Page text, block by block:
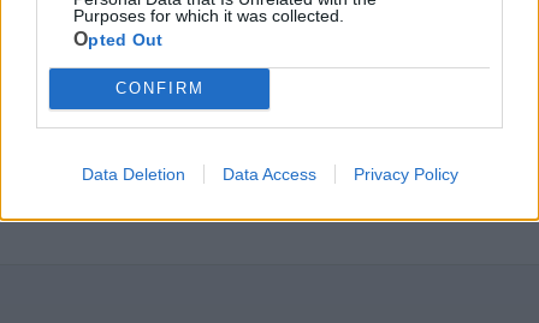
Purposes for which it was collected.
Opted Out
CONFIRM
Data Deletion Data Access Privacy Policy